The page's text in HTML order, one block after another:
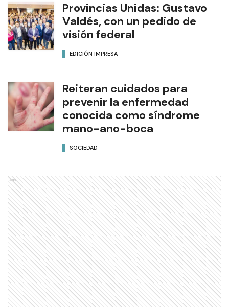
Provincias Unidas: Gustavo
Valdés, con un pedido de
visión federal
EDICIÓN IMPRESA
Reiteran cuidados para
prevenir la enfermedad
conocida como síndrome
mano-ano-boca
SOCIEDAD
Ads